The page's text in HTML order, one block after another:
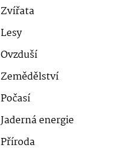
Zvířata
Lesy
Ovzduší
Zemědělství
Počasí
Jaderná energie
Příroda